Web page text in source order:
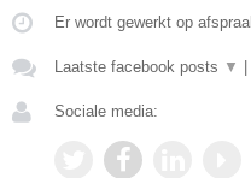
Er wordt gewerkt op
Laatste facebook posts ▼
Sociale media: